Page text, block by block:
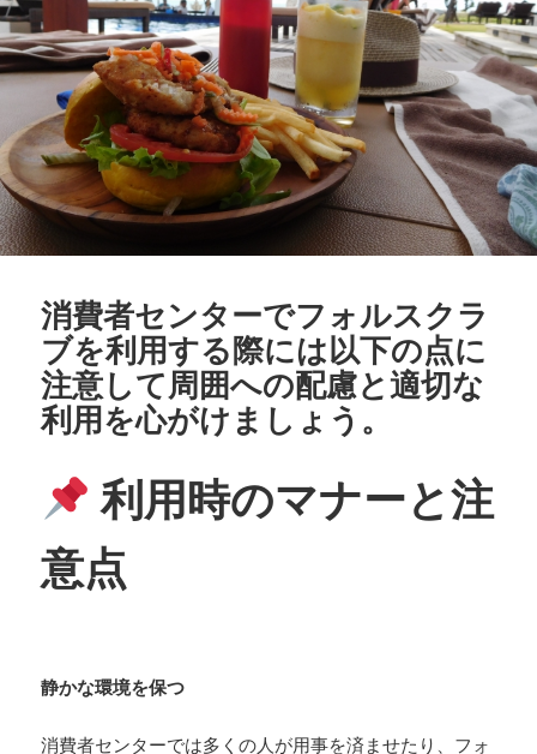
消費者センターでフォルスクラ
ブを利用する際には以下の点に
注意して周囲への配慮と適切な
利用を心がけましょう。
利用時のマナーと注
意点
静かな環境を保つ
消費者センターでは多くの人が用事を済ませたり、フォ